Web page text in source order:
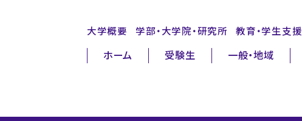
大学概要 学部・大学院・研究所 教育・学生支援
ホーム 受験生 一般・地域